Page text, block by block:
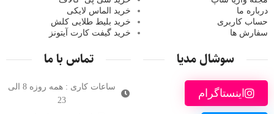
درباره ما
حساب کاربری
سفارش ها
خرید الماس لایکی
خرید بلیط طلایی کلش
خرید گیفت کارت آیتونز
سوشال مدیا
اینستاگرام
تماس با ما
ساعات کاری : همه روزه 8 الی
23